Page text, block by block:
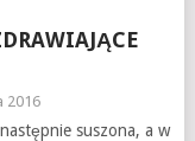
2016
suszona, a w